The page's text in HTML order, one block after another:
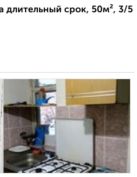
длительный срок, 50м², 3/5